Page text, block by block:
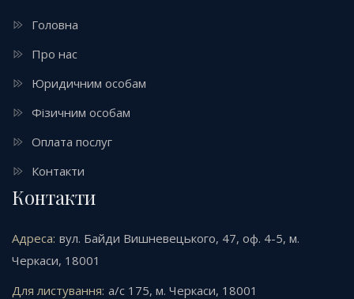
Головна
Про нас
Юридичним особам
Фізичним особам
Оплата послуг
Контакти
Контакти
Адреса: вул. Байди Вишневецького, 47, оф. 4-5, м.
Черкаси, 18001
Для листування: а/с 175, м. Черкаси, 18001